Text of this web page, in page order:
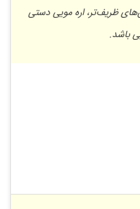
ظریف‌تر، اره مویی دستی
باشد.